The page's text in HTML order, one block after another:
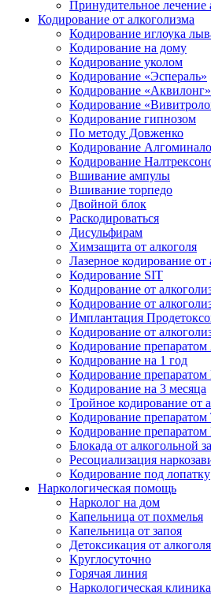
Принудительное лечение
Кодирование от алкоголизма
Кодирование иглоука
Кодирование на дому
Кодирование уколом
Кодирование «Эспераль»
Кодирование «Аквилонг»
Кодирование
Кодирование гипнозом
По методу Довженко
Кодирование
Кодирование
Вшивание ампулы
Вшивание торпедо
Двойной блок
Раскодироваться
Дисульфирам
Химзащита от алкоголя
Лазерное кодирование от
Кодирование SIT
Кодирование от
Кодирование от
Имплантация
Кодирование от
Кодирование препаратом
Кодирование на 1 год
Кодирование
Кодирование на 3 месяца
Тройное кодирование от
Кодирование препаратом
Кодирование
Блокада от алкогольной
Ресоциализация
Кодирование под лопатку
Наркологическая помощь
Нарколог на дом
Капельница от похмелья
Капельница от запоя
Детоксикация от алкоголя
Круглосуточно
Горячая линия
Наркологическая клиника